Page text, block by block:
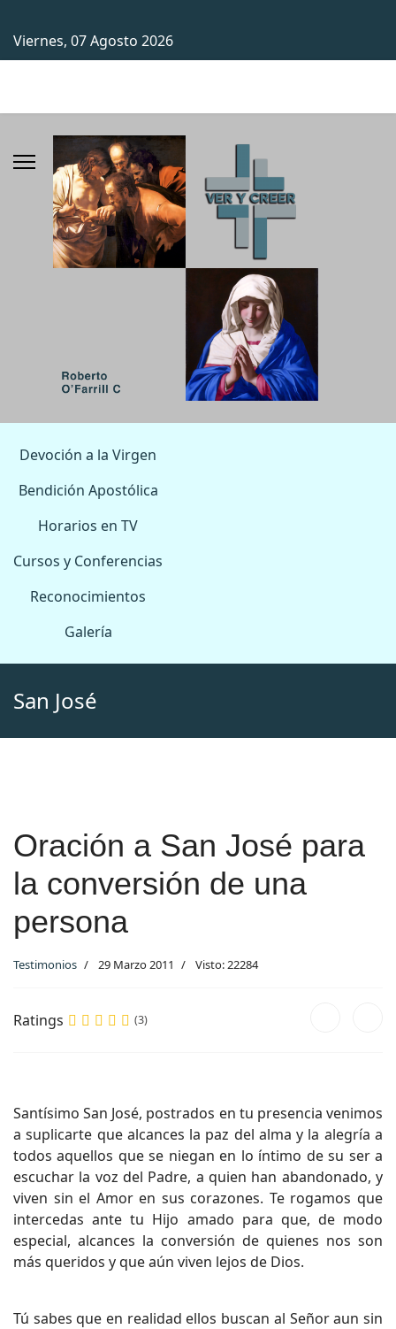
Viernes, 07 Agosto 2026
Devoción a la Virgen
Bendición Apostólica
Horarios en TV
Cursos y Conferencias
Reconocimientos
Galería
San José
Oración a San José para
la conversión de una
persona
Testimonios 29 Marzo 2011 Visto: 22284
Ratings (3)
Santísimo San José, postrados en tu presencia venimos
a suplicarte que alcances la paz del alma y la alegría a
todos aquellos que se niegan en lo íntimo de su ser a
escuchar la voz del Padre, a quien han abandonado, y
viven sin el Amor en sus corazones. Te rogamos que
intercedas ante tu Hijo amado para que, de modo
especial, alcances la conversión de quienes nos son
más queridos y que aún viven lejos de Dios.
Tú sabes que en realidad ellos buscan al Señor aun sin